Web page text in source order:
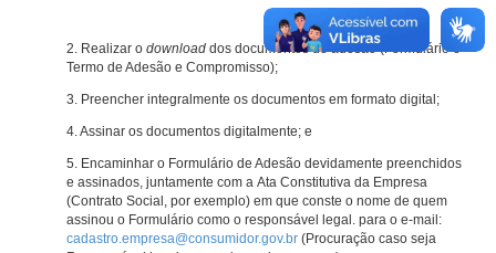
2. Realizar o download dos documentos de adesão (Formulário e
Termo de Adesão e Compromisso);
3. Preencher integralmente os documentos em formato digital;
4. Assinar os documentos digitalmente; e
5. Encaminhar o Formulário de Adesão devidamente preenchidos
e assinados, juntamente com a Ata Constitutiva da Empresa
(Contrato Social, por exemplo) em que conste o nome de quem
assinou o Formulário como o responsável legal. para o e-mail:
cadastro.empresa@consumidor.gov.br (Procuração caso seja